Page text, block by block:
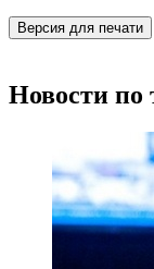
Версия для печати
Новости по